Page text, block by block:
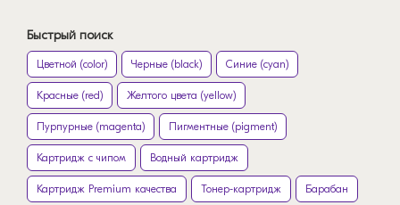
Быстрый поиск
Цветной (color) Черные (black) Синие (cyan)
Красные (red) Желтого цвета (yellow)
Пурпурные (magenta) Пигментные (pigment)
Картридж с чипом Водный картридж
Картридж Premium качества Тонер-картридж Барабан